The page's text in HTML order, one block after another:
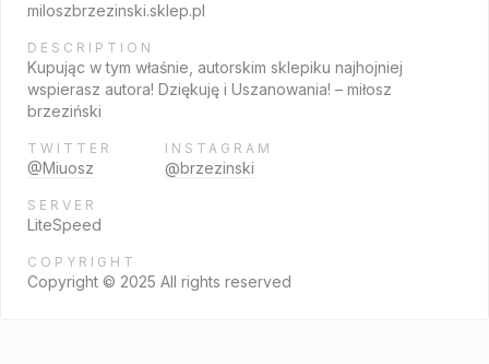
miloszbrzezinski.sklep.pl
DESCRIPTION
Kupując w tym właśnie, autorskim sklepiku najhojniej
wspierasz autora! Dziękuję i Uszanowania! – miłosz
brzeziński
TWITTER
@Miuosz
INSTAGRAM
@brzezinski
SERVER
LiteSpeed
COPYRIGHT
Copyright © 2025 All rights reserved